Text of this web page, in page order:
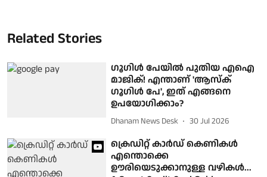
Related Stories
ഗൂഗിൾ പേയിൽ പുതിയ എഐ
മാജിക്! എന്താണ് 'ആസ്ക്
ഗൂഗിൾ പേ', ഇത് എങ്ങനെ
ഉപയോഗിക്കാം?
Dhanam News Desk 30 Jul 2026
ക്രെഡിറ്റ് കാര്‍ഡ് കെണികള്‍
എന്തൊക്കെ
ഊരിയെടുക്കാനുള്ള വഴികള്‍...